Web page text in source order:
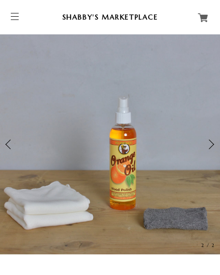
SHABBY'S MARKETPLACE
1 /2